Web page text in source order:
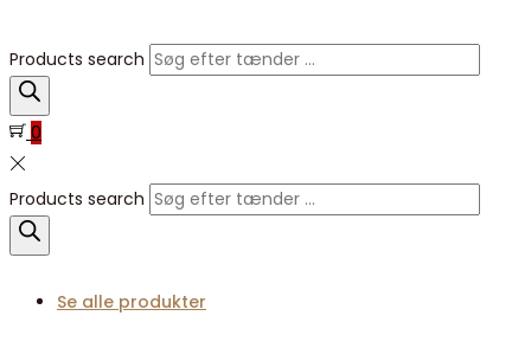
Products search
0
Products search
Se alle produkter